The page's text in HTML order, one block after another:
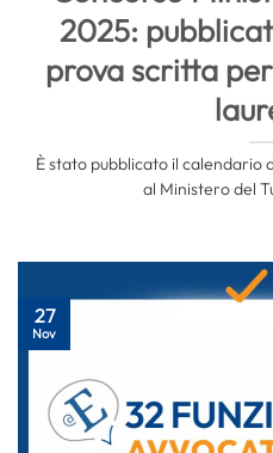
2025:
prova scritta
È stato pubblicato il calendario
al Ministero del
27
Nov